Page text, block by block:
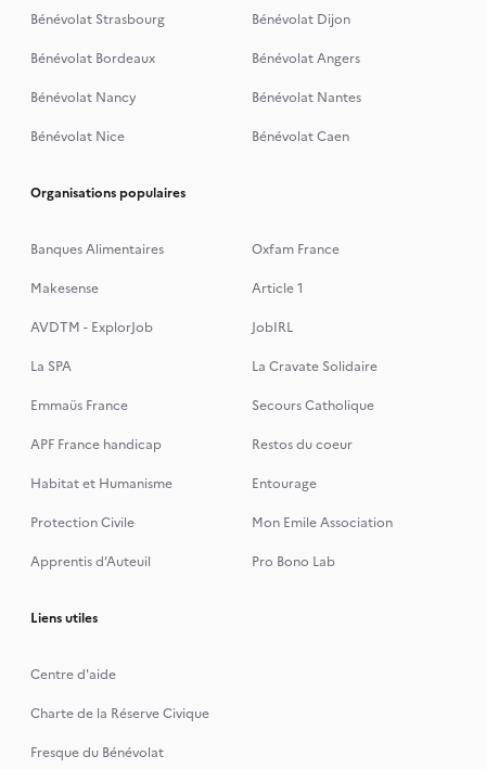
Bénévolat Strasbourg
Bénévolat Dijon
Bénévolat Bordeaux
Bénévolat Angers
Bénévolat Nancy
Bénévolat Nantes
Bénévolat Nice
Bénévolat Caen
Organisations populaires
Banques Alimentaires
Oxfam France
Makesense
Article 1
AVDTM - ExplorJob
JobIRL
La SPA
La Cravate Solidaire
Emmaüs France
Secours Catholique
APF France handicap
Restos du coeur
Habitat et Humanisme
Entourage
Protection Civile
Mon Emile Association
Apprentis d’Auteuil
Pro Bono Lab
Liens utiles
Centre d'aide
Charte de la Réserve Civique
Fresque du Bénévolat